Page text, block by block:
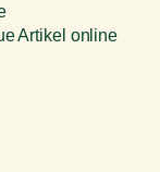
Artikel online